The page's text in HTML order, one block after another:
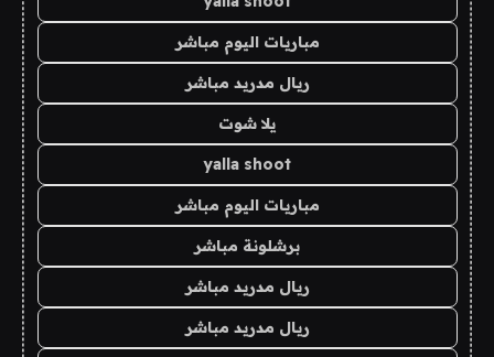
مباريات اليوم مباشر
ريال مدريد مباشر
يلا شوت
yalla shoot
مباريات اليوم مباشر
برشلونة مباشر
ريال مدريد مباشر
ريال مدريد مباشر